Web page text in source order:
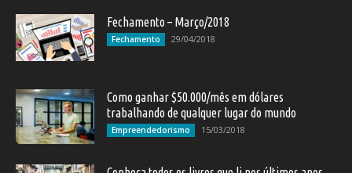
Fechamento – Março/2018
Fechamento 29/04/2018
Como ganhar $50.000/mês em dólares
trabalhando de qualquer lugar do mundo
Empreendedorismo 15/03/2018